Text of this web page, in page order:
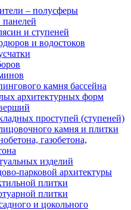
– полусферы
и ступеней
и водостоков
камня бассейна
архитектурных форм
проступей (ступеней)
камня и плитки
газобетона,
изделий
парковой архитектуры
плитки
плитки
и цокольного